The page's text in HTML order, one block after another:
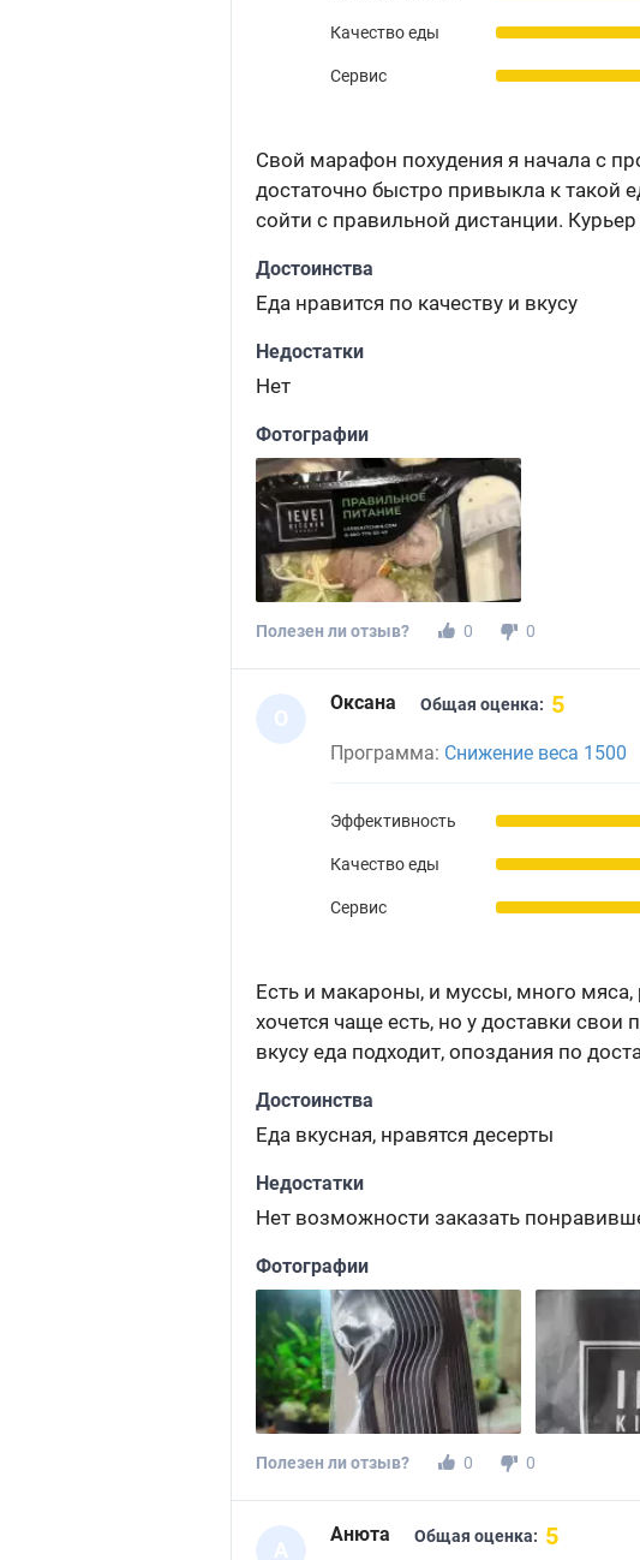
Качество еды
Сервис
Свой марафон похудения я начала с
достаточно быстро привыкла к такой
сойти с правильной дистанции.
Достоинства
Еда нравится по качеству и вкусу
Недостатки
Нет
Фотографии
Полезен ли отзыв? 0 0
О
Оксана Общая оценка: 5
Программа: Снижение веса 1500
Эффективность
Качество еды
Сервис
Есть и макароны, и муссы, много
хочется чаще есть, но у доставки
вкусу еда подходит, опоздания по
Достоинства
Еда вкусная, нравятся десерты
Недостатки
Нет возможности заказать
Фотографии
Полезен ли отзыв? 0 0
А
Анюта Общая оценка: 5